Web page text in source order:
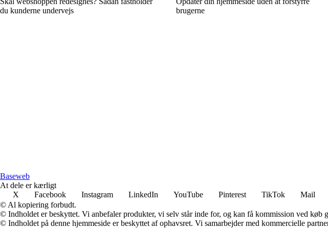
du kunderne undervejs
brugerne
Baseweb
At dele er kærligt
X
Facebook Instagram LinkedIn YouTube Pinterest TikTok Mail
© Al kopiering forbudt.
© Indholdet er beskyttet. Vi anbefaler produkter, vi selv står inde for, og kan få kommission ved køb
© Indholdet på denne hjemmeside er beskyttet af ophavsret. Vi samarbejder med kommercielle